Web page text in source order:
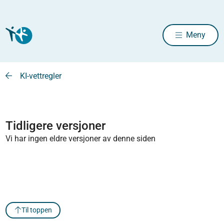
Meny
KI-vettregler
Tidligere versjoner
Vi har ingen eldre versjoner av denne siden
Til toppen